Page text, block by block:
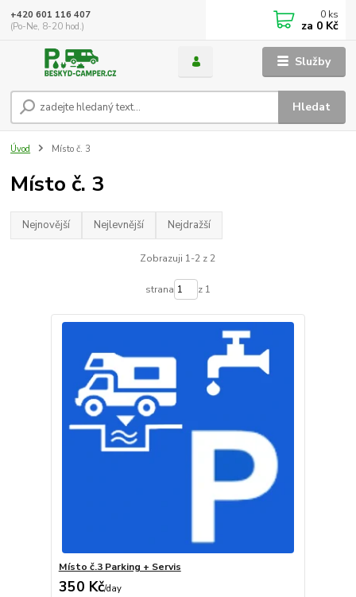
Služby
Hledat
+420 601 116 407
(Po-Ne, 8-20 hod.)
0 ks
za 0 Kč
Úvod Místo č. 3
Místo č. 3
Nejnovější Nejlevnější Nejdražší
Zobrazuji 1-2 z 2
strana z 1
Místo č.3 Parking + Servis
350 Kč/day